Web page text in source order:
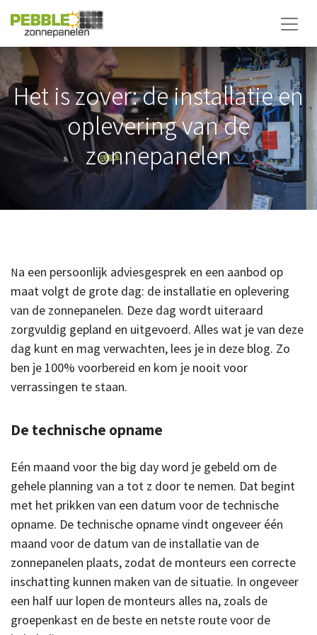
Het is zover: de installatie en
oplevering van de
zonnepanelen
Na een persoonlijk adviesgesprek en een aanbod op
maat volgt de grote dag: de installatie en oplevering
van de zonnepanelen. Deze dag wordt uiteraard
zorgvuldig gepland en uitgevoerd. Alles wat je van deze
dag kunt en mag verwachten, lees je in deze blog. Zo
ben je 100% voorbereid en kom je nooit voor
verrassingen te staan.
De technische opname
Eén maand voor the big day word je gebeld om de
gehele planning van a tot z door te nemen. Dat begint
met het prikken van een datum voor de technische
opname. De technische opname vindt ongeveer één
maand voor de datum van de installatie van de
zonnepanelen plaats, zodat de monteurs een correcte
inschatting kunnen maken van de situatie. In ongeveer
een half uur lopen de monteurs alles na, zoals de
groepenkast en de beste en netste route voor de